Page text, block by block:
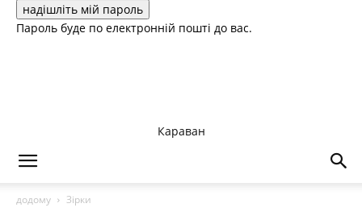
Пароль буде по електронній пошті до вас.
Караван
додому Зірки